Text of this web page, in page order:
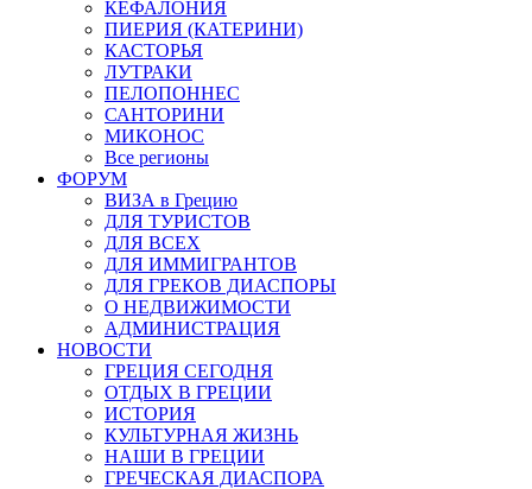
КЕФАЛОНИЯ
ПИЕРИЯ (КАТЕРИНИ)
КАСТОРЬЯ
ЛУТРАКИ
ПЕЛОПОННЕС
САНТОРИНИ
МИКОНОС
Все регионы
ФОРУМ
ВИЗА в Грецию
ДЛЯ ТУРИСТОВ
ДЛЯ ВСЕХ
ДЛЯ ИММИГРАНТОВ
ДЛЯ ГРЕКОВ ДИАСПОРЫ
О НЕДВИЖИМОСТИ
АДМИНИСТРАЦИЯ
НОВОСТИ
ГРЕЦИЯ СЕГОДНЯ
ОТДЫХ В ГРЕЦИИ
ИСТОРИЯ
КУЛЬТУРНАЯ ЖИЗНЬ
НАШИ В ГРЕЦИИ
ГРЕЧЕСКАЯ ДИАСПОРА